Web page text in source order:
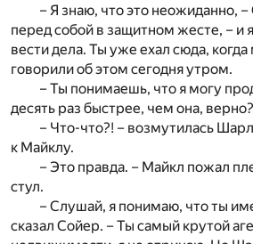
– Я знаю, что это неожиданно,
перед собой в защитном жесте, – и
вести дела. Ты уже ехал сюда,
говорили об этом сегодня утром.
– Ты понимаешь, что я могу
десять раз быстрее, чем она, верно?
– Что-что?! – возмутилась
к Майклу.
– Это правда. – Майкл пожал
стул.
– Слушай, я понимаю, что ты
сказал Сойер. – Ты самый крутой